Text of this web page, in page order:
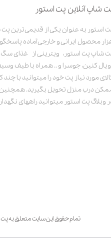
شاپ آنلاین پت استور
محصول ایرانی و خارجی آماده
شاپ پت استور، ویترینی از غذای سگ
کنین، جوسرا و .. همراه با طیف
مورد نیاز پت خود را میتوانید با
درب منزل تحویل بگیرید. همچنین
وبلاگ پت استور میتوانید راههای
تمام حقوق این سایت متعلق به پت